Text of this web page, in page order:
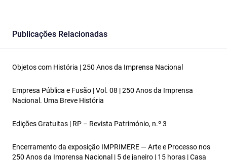
Publicações Relacionadas
Objetos com História | 250 Anos da Imprensa Nacional
Empresa Pública e Fusão | Vol. 08 | 250 Anos da Imprensa
Nacional. Uma Breve História
Edições Gratuitas | RP – Revista Património, n.º 3
Encerramento da exposição IMPRIMERE — Arte e Processo nos
250 Anos da Imprensa Nacional | 5 de janeiro | 15 horas | Casa